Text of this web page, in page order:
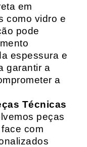
em
como vidro e
pode
espessura e
garantir a
a
Técnicas
peças
com